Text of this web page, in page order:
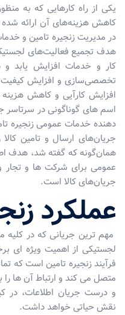
یكی از راه‌ کارهایی كه به
كاهش هزینه‌های آن ارائه
در مدیریت زنجیره تامین و
هدف تجمیع فعالیت‌های
کار و خدمات افزایش یابد
تخصصی‌سازی و افزایش كیفیت
افزایش کارآیی و کاهش
اسم های گوناگونی در سرتاسر
دهنده خدمات عمومی زنجیره
جریان‌های ارسال و تامین
همان‌گونه كه گفته شد، هدف
عمومی برای شرکت ها و تجار و
جریان‌های كالا است.
عملکرد
مهم ترین جریانی كه در كلیه
لجستیکی از اهمیت ویژه ای
فرآیند زنجیره تامین است كه
متصل می کند و ارتباط آن ها
و درست جریان اطلاعات، در
نقش حیاتی خواهد داشت.